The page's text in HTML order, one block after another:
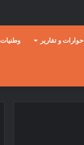
حوارات و تقارير وطنيات